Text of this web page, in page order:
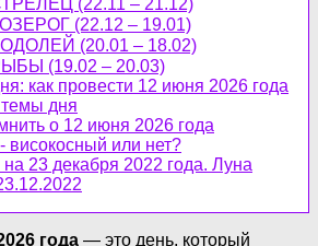
(22.12 – 19.01)
(20.01 – 18.02)
(19.02 – 20.03)
как провести 12 июня 2026 года
дня
о 12 июня 2026 года
високосный или нет?
на 23 декабря 2022 года. Луна
года — это день, который